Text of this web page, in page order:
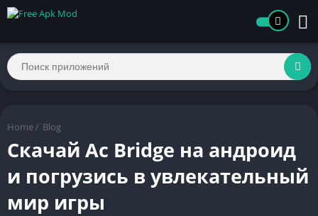
Home / Blog
Скачай Ac Bridge на андроид
и погрузись в увлекательный
мир игры